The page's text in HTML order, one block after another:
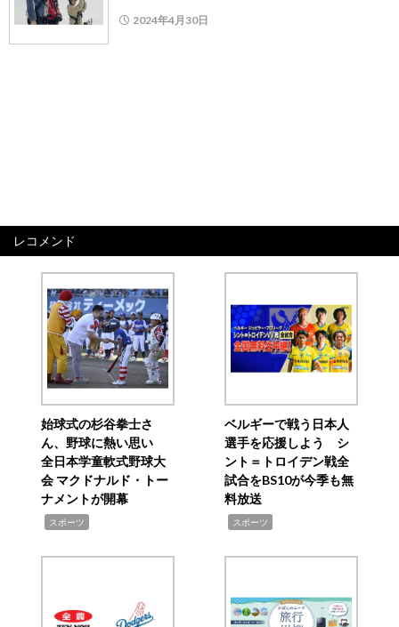
2024年4月30日
レコメンド
始球式の杉谷拳士さ
ん、野球に熱い思い
全日本学童軟式野球大
会 マクドナルド・トー
ナメントが開幕
スポーツ
ベルギーで戦う日本人
選手を応援しよう シ
ント＝トロイデン戦全
試合をBS10が今季も無
料放送
スポーツ